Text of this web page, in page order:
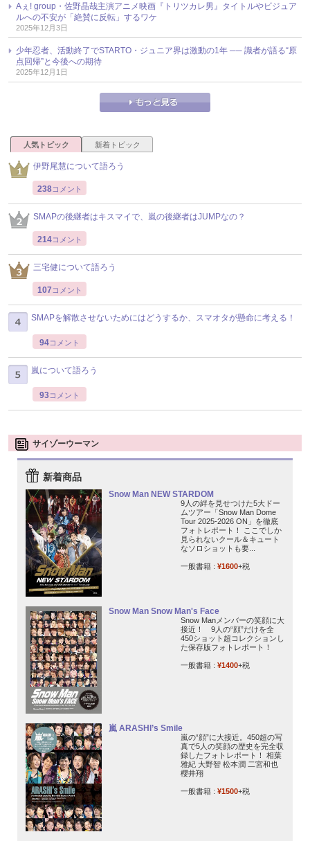
Aぇ! group・佐野晶哉主演アニメ映画『トリツカレ男』タイトルやビジュア
ルへの不安が「絶賛に反転」するワケ
2025年12月3日
少年忍者、活動終了でSTARTO・ジュニア界は激動の1年 ── 識者が語る“原
点回帰”と今後への期待
2025年12月1日
人気トピック 新着トピック
伊野尾慧について語ろう
238コメント
SMAPの後継者はキスマイで、嵐の後継者はJUMPなの？
214コメント
三宅健について語ろう
107 コメント
SMAPを解散させないためにはどうするか、スマオタが懸命に考える！
94コメント
嵐について語ろう
93コメント
サイゾーウーマン
新着商品
Snow Man NEW STARDOM
9人の絆を見せつけた5大ドー
ムツアー「Snow Man Dome
Tour 2025-2026 ON」を徹底
フォトレポート！ ここでしか
見られないクール＆キュート
なソロショットも要...
一般書籍 : ¥1600+税
Snow Man Snow Man's Face
Snow Manメンバーの笑顔に大
接近！ 9人の“顔”だけを全
450ショット超コレクションし
た保存版フォトレポート！
一般書籍 : ¥1400+税
嵐 ARASHI’s Smile
嵐の“顔”に大接近。450超の写
真で5人の笑顔の歴史を完全収
録したフォトレポート！ 相葉
雅紀 大野智 松本潤 二宮和也
櫻井翔
一般書籍 : ¥1500+税